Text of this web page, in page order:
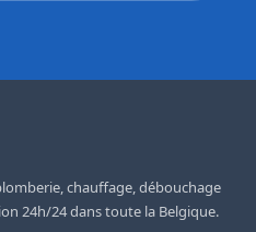
chauffage, débouchage
24h/24 dans toute la Belgique.